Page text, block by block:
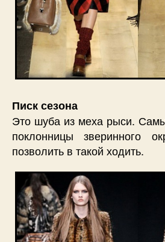
Писк сезона
Это шуба из меха рыси.
поклонницы зверинного
позволить в такой ходить.